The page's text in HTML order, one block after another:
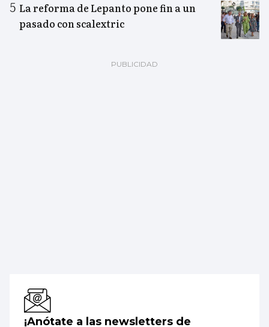
La reforma de Lepanto pone fin a un
pasado con scalextric
¡Anótate a las newsletters de